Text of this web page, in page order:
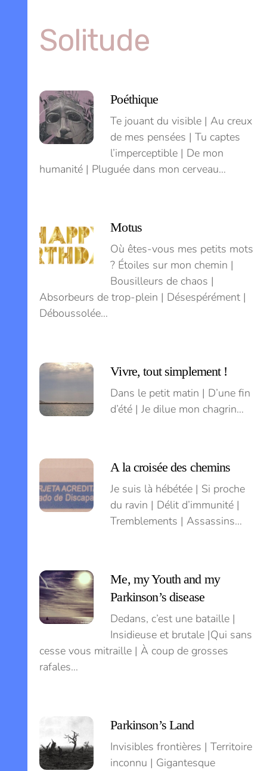
Solitude
Poéthique
Te jouant du visible | Au creux
de mes pensées | Tu captes
l’imperceptible | De mon
humanité | Pluguée dans mon cerveau…
Motus
Où êtes-vous mes petits mots
? Étoiles sur mon chemin |
Bousilleurs de chaos |
Absorbeurs de trop-plein | Désespérément |
Déboussolée…
Vivre, tout simplement !
Dans le petit matin | D’une fin
d’été | Je dilue mon chagrin…
A la croisée des chemins
Je suis là hébétée | Si proche
du ravin | Délit d’immunité |
Tremblements | Assassins…
Me, my Youth and my
Parkinson’s disease
Dedans, c’est une bataille |
Insidieuse et brutale |Qui sans
cesse vous mitraille | À coup de grosses
rafales…
Parkinson’s Land
Invisibles frontières | Territoire
inconnu | Gigantesque